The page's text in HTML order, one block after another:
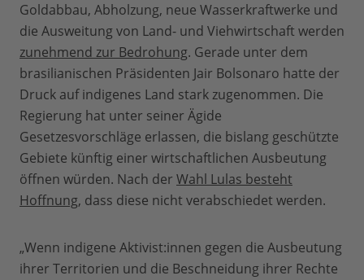
Goldabbau, Abholzung, neue Wasserkraftwerke und
die Ausweitung von Land- und Viehwirtschaft werden
zunehmend zur Bedrohung. Gerade unter dem
brasilianischen Präsidenten Jair Bolsonaro hatte der
Druck auf indigenes Land stark zugenommen. Die
Regierung hat unter seiner Ägide
Gesetzesvorschläge erlassen, die bislang geschützte
Gebiete künftig einer wirtschaftlichen Ausbeutung
öffnen würden. Nach der Wahl Lulas besteht
Hoffnung, dass diese nicht verabschiedet werden.
„Wenn indigene Aktivist:innen gegen die Ausbeutung
ihrer Territorien und die Beschneidung ihrer Rechte